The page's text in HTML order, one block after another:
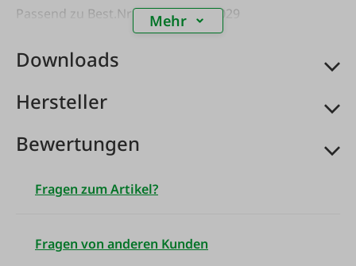
Passend zu Best.Nr: 98028 und 98029
Mehr
Downloads
Hersteller
Bewertungen
Fragen zum Artikel?
Fragen von anderen Kunden